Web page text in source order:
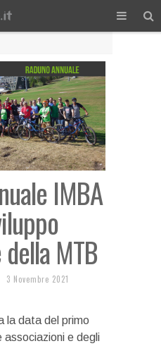
IMBA
MTB
3 Novembre 2021
la data del primo
associazioni e degli